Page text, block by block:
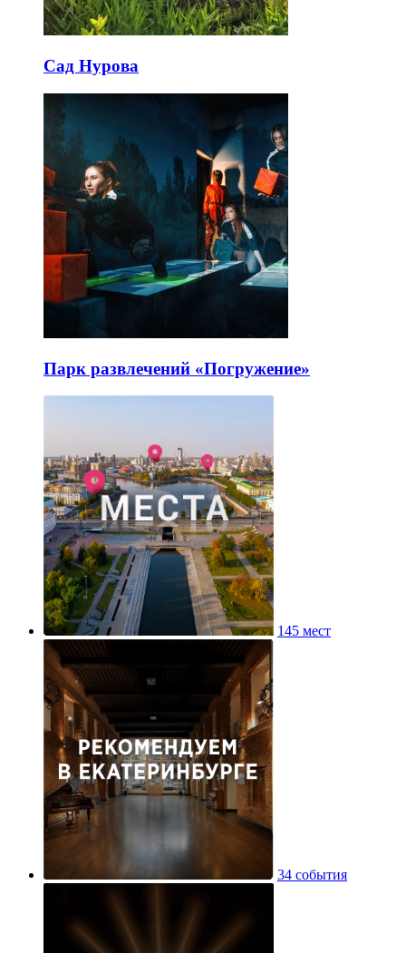
Сад Нурова
Парк развлечений «Погружение»
145 мест
34 события